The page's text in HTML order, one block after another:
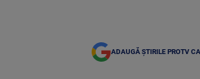
ADAUGĂ ȘTIRILE PROTV